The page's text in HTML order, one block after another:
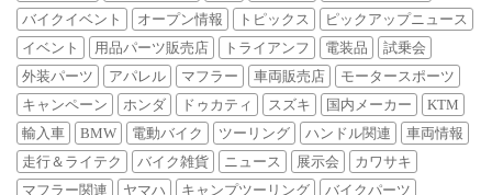
バイクイベント
オープン情報 トピックス
ピックアップニュース
イベント
用品パーツ販売店 トライアンフ 電装品
試乗会
外装パーツ
アパレル マフラー 車両販売店
モータースポーツ
キャンペーン
ホンダ ドゥカティ スズキ 国内メーカー
KTM
輸入車
BMW 電動バイク ツーリング ハンドル関連
車両情報
走行＆ライテク
バイク雑貨 ニュース 展示会
カワサキ
マフラー関連
ヤマハ キャンプツーリング バイクパーツ